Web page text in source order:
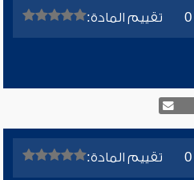
تقييم المادة:
تقييم المادة: